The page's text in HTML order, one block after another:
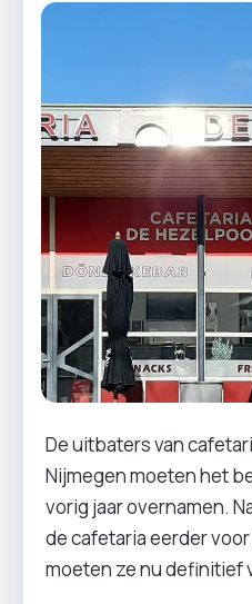
De uitbaters van
Nijmegen moeten het
vorig jaar overnamen.
de cafetaria eerder
moeten ze nu definitief